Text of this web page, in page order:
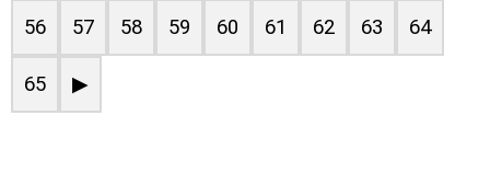
56 57 58 59 60 61 62 63 64
65 ▶